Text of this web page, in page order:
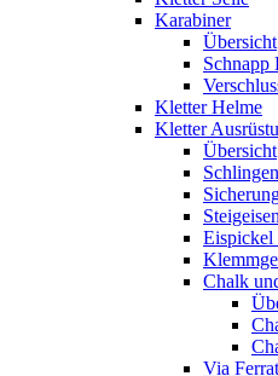
Karabiner
Übersicht
Schnapp
Kletter Helme
Kletter
Übersicht
Schlingen
Steigeisen
Eispickel
Chalk
Via